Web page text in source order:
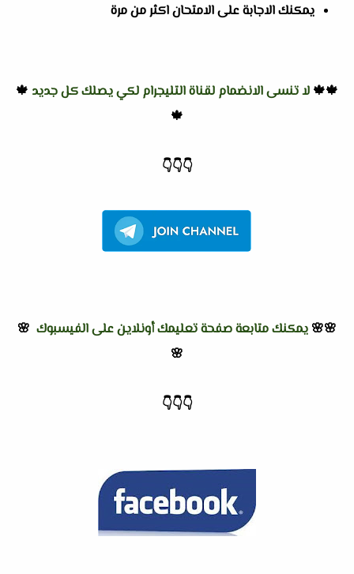
يمكنك الاجابة على الامتحان اكثر من مرة
🍁🍁 لا تنسى الانضمام لقناة التليجرام لكي يصلك كل جديد 🍁
🍁
👇
👇
👇
🌸🌸 يمكنك متابعة صفحة تعليمك أونلاين على الفيسبوك 🌸
🌸
👇
👇
👇